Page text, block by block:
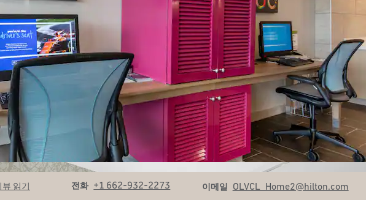
뷰 읽기 전화
전화 +1 662-932-2273 이메일
이메일 OLVCL_Home2@hilton.com